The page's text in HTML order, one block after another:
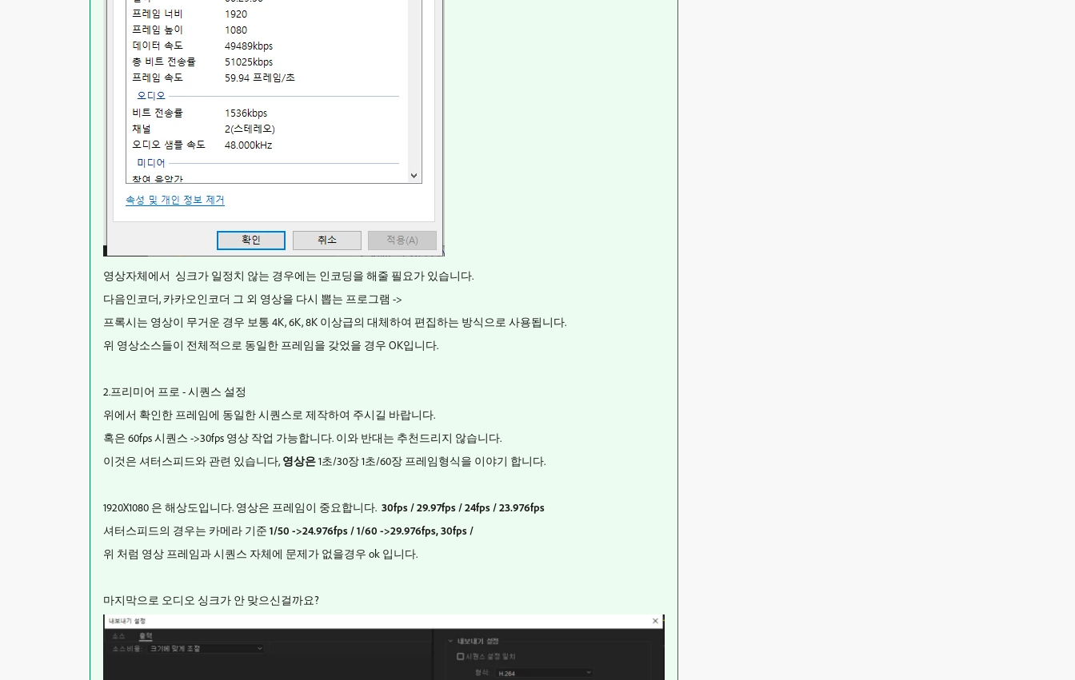
영상자체에서 싱크가 일정치 않는 경우에는 인코딩을 해줄 필요가 있습니다.
다음인코더, 카카오인코더 그 외 영상을 다시 뽑는 프로그램 ->
프록시는 영상이 무거운 경우 보통 4K, 6K, 8K 이상급의 대체하여 편집하는 방식으로 사용됩니다.
위 영상소스들이 전체적으로 동일한 프레임을 갖었을 경우 OK입니다.
2.프리미어 프로 - 시퀀스 설정
위에서 확인한 프레임에 동일한 시퀀스로 제작하여 주시길 바랍니다.
혹은 60fps 시퀀스 ->30fps 영상 작업 가능합니다. 이와 반대는 추천드리지 않습니다.
이것은 셔터스피드와 관련 있습니다, 영상은1초/30장 1초/60장 프레임형식을 이야기 합니다.
1920X1080 은 해상도입니다. 영상은 프레임이 중요합니다. 30fps / 29.97fps / 24fps / 23.976fps
셔터스피드의 경우는 카메라 기준 1/50 ->24.976fps / 1/60 ->29.976fps, 30fps /
위 처럼 영상 프레임과 시퀀스 자체에 문제가 없을경우 ok 입니다.
마지막으로 오디오 싱크가 안 맞으신걸까요?